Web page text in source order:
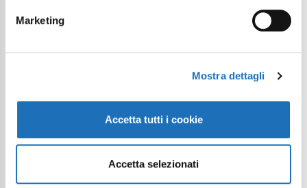
Marketing
Mostra dettagli
Accetta tutti i cookie
Accetta selezionati